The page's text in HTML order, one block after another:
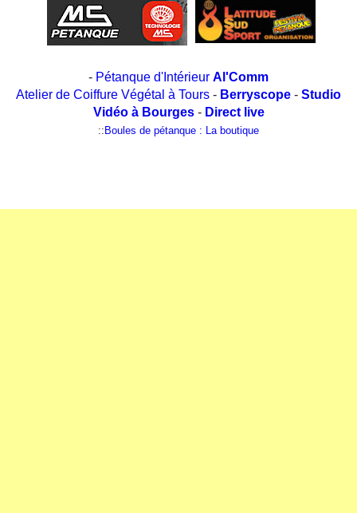
- Pétanque d'Intérieur Al'Comm
Atelier de Coiffure Végétal à Tours - Berryscope - Studio
Vidéo à Bourges- Direct live
:: Boules de pétanque : La boutique